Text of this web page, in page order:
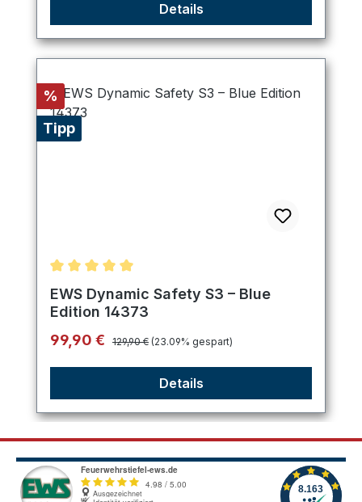
Details
Rabatt
%
Tipp
Durchschnittliche Bewertung von 5 von 5 Sternen
EWS Dynamic Safety S3 – Blue
Edition 14373
Verkaufspreis:
99,90 € Regulärer Preis:
129,90 € (23.09% gespart)
Details